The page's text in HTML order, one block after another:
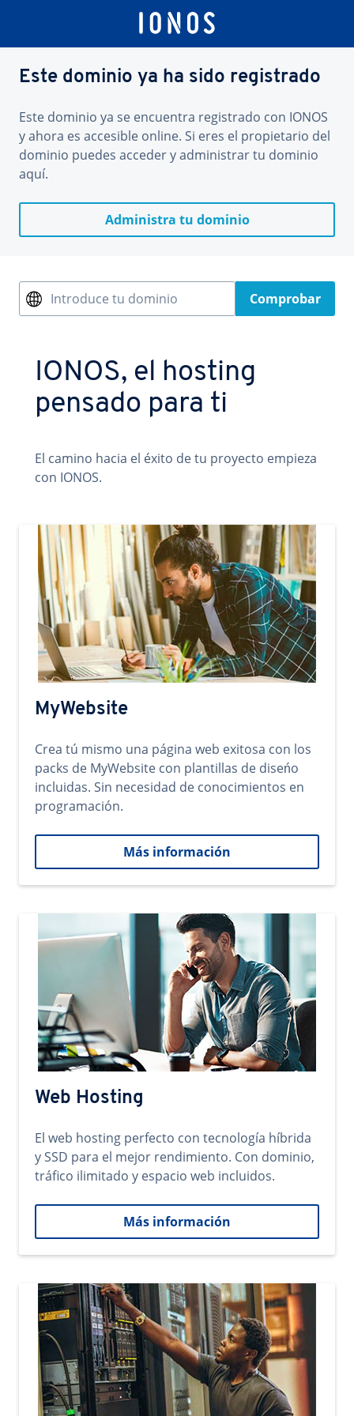
Este dominio ya ha sido registrado
Este dominio ya se encuentra registrado con IONOS
y ahora es accesible online. Si eres el propietario del
dominio puedes acceder y administrar tu dominio
aquí.
Administra tu dominio
Introduce tu dominio Comprobar
IONOS, el hosting
pensado para ti
El camino hacia el éxito de tu proyecto empieza
con IONOS.
MyWebsite
Crea tú mismo una página web exitosa con los
packs de MyWebsite con plantillas de diseńo
incluidas. Sin necesidad de conocimientos en
programación.
Más información
Web Hosting
El web hosting perfecto con tecnología híbrida
y SSD para el mejor rendimiento. Con dominio,
tráfico ilimitado y espacio web incluidos.
Más información